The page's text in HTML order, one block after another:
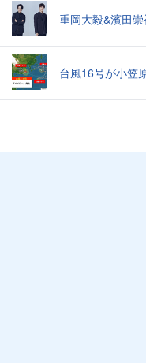
重岡大毅&濱田
台風16号が小笠